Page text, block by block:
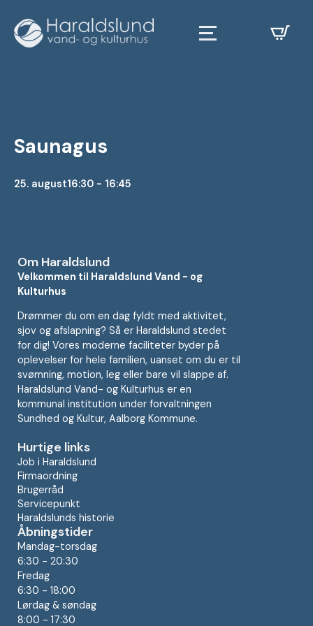
Saunagus
25. august16:30 - 16:45
Om Haraldslund
Velkommen til Haraldslund Vand - og
Kulturhus
Drømmer du om en dag fyldt med aktivitet,
sjov og afslapning? Så er Haraldslund stedet
for dig! Vores moderne faciliteter byder på
oplevelser for hele familien, uanset om du er til
svømning, motion, leg eller bare vil slappe af.
Haraldslund Vand- og Kulturhus er en
kommunal institution under forvaltningen
Sundhed og Kultur, Aalborg Kommune.
Hurtige links
Job i Haraldslund
Firmaordning
Brugerråd
Servicepunkt
Haraldslunds historie
Åbningstider
Mandag-torsdag
6:30 - 20:30
Fredag
6:30 - 18:00
Lørdag & søndag
8:00 - 17:30